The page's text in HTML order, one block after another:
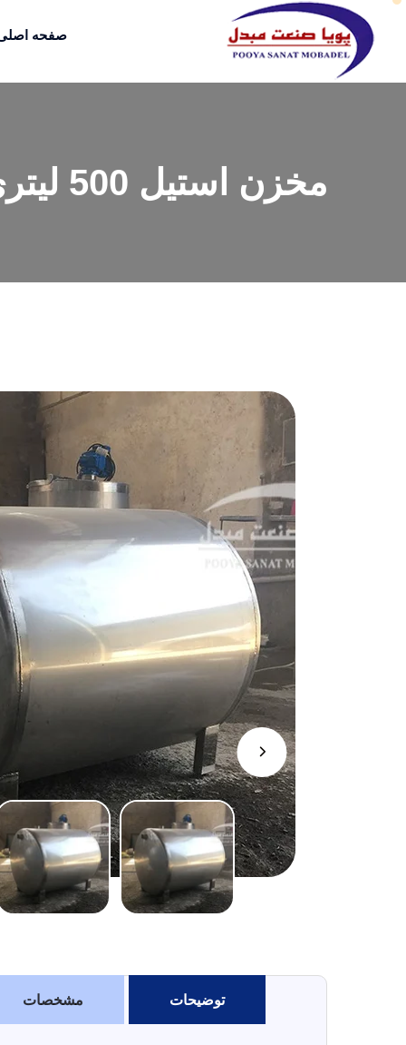
صفحه
مخزن استیل 500 لیتری تک جداره
توضیحات مشخصات